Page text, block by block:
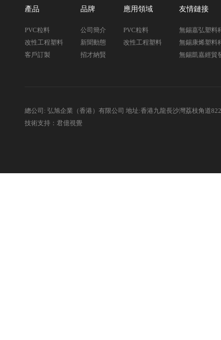
產品
PVC粒料
改性工程塑料
客戶訂製
品牌
公司簡介
新聞動態
招才納賢
應用領域
PVC粒料
改性工程塑料
友情鏈接
無錫嘉弘塑料
無錫康烯塑料
無錫凱嘉經貿
總公司: 弘旭企業（香港）有限公司 地址:香港九龍長沙灣荔枝角道
技術支持：君億視覺